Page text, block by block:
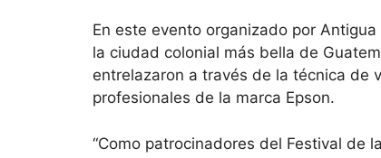
En este evento organizado por
la ciudad colonial más bella de
entrelazaron a través de la técnica de
profesionales de la marca Epson.
“Como patrocinadores del Festival de